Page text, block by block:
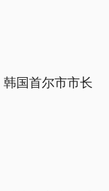
国首尔市市长